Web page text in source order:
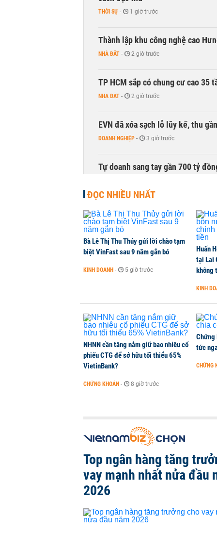
THỜI SỰ - 1 giờ trước
Thành lập khu công nghệ cao
NHÀ ĐẤT - 2 giờ trước
TP HCM sắp có chung cư cao 35
NHÀ ĐẤT - 2 giờ trước
EVN đã xóa sạch lỗ lũy kế, thu
DOANH NGHIỆP - 3 giờ trước
Tự doanh sang tay gần 700 tỷ
Thu hồi 89 ha đất để đấu giá lựa
không
NHÀ ĐẤT -
Dòng tiền ngoại bất ngờ trở lại
Kiến nghị đưa người bán hàng
THỜI SỰ - 4 giờ trước
ĐỌC NHIỀU NHẤT
Bà Lê Thị Thu Thủy gửi lời chào tạm
biệt VinFast sau 9 năm gắn bó
KINH DOANH - 5 giờ trước
Huấn
tại Lai
không
KINH
NHNN cần tăng nắm giữ bao nhiêu cổ
phiếu CTG để sở hữu tối thiểu 65%
VietinBank?
CHỨNG KHOÁN - 8 giờ trước
Chứng
tức
CHỨNG
Top ngân hàng tăng
vay mạnh nhất nửa đầu
2026